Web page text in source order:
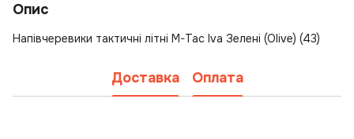
Опис
Напівчеревики тактичні літні M-Tac Iva Зелені (Olive) (43)
Доставка Оплата